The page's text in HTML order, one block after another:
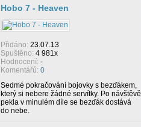
Hobo 7 - Heaven
Přidáno: 23.07.13
Spuštěno: 4 981x
Hodnocení: -
Komentářů: 0
Sedmé pokračování bojovky s bezďákem,
který si nebere žádné servítky. Po návštěvě
pekla v minulém díle se bezďák dostává
do nebe.